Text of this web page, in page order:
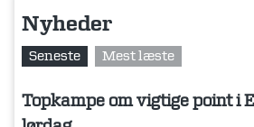
Nyheder
Seneste Mest læste
Topkampe om vigtige point i